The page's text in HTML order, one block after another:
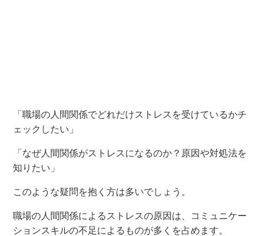
「職場の人間関係でどれだけストレスを受けているかチ
ェックしたい」
「なぜ人間関係がストレスになるのか？原因や対処法を
知りたい」
このような疑問を抱く方は多いでしょう。
職場の人間関係によるストレスの原因は、コミュニケー
ションスキルの不足によるものが多くを占めます。